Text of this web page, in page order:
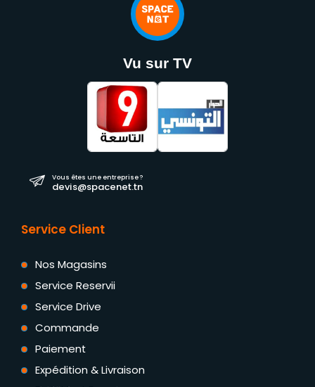
Vu sur TV
Vous êtes une entreprise ?
devis@spacenet.tn
Service Client
Nos Magasins
Service Reservii
Service Drive
Commande
Paiement
Expédition & Livraison